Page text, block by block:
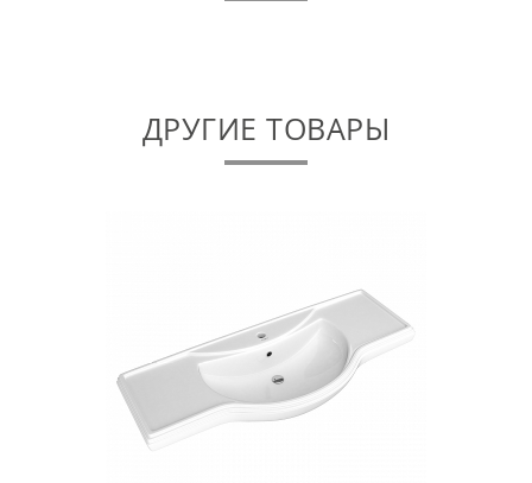
ДРУГИЕ ТОВАРЫ